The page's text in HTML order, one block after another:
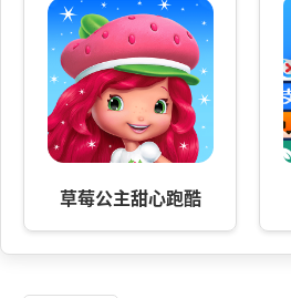
草莓公主甜心跑酷